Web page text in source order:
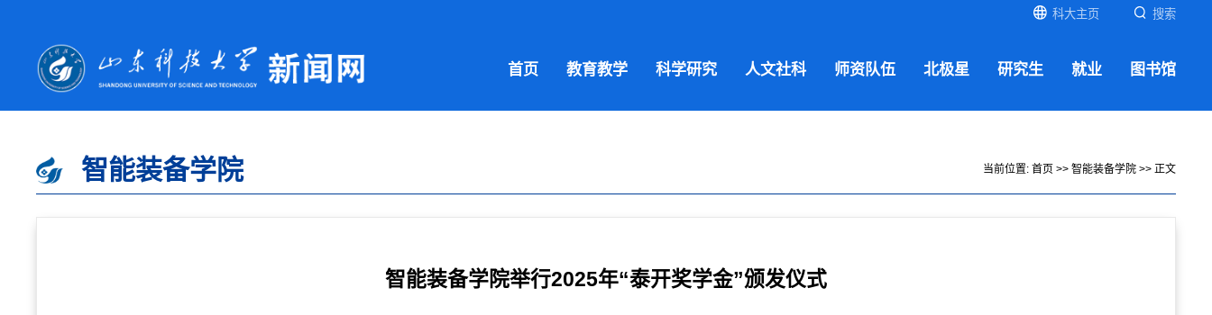
科大主页 搜索
首页 教育教学 科学研究 人文社科 师资队伍 北极星 研究生 就业 图书馆
智能装备学院 当前位置: 首页 >> 智能装备学院>> 正文
智能装备学院举行2025年“泰开奖学金”颁发仪式